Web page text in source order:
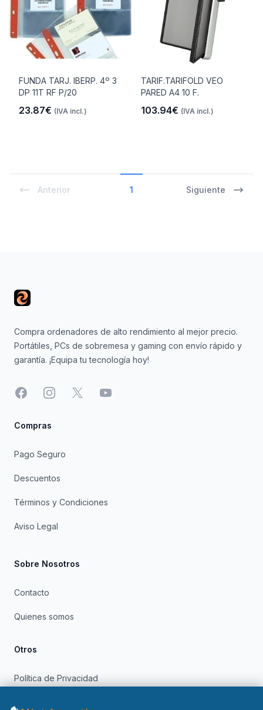
FUNDA TARJ. IBERP. 4º 3
DP 11T RF P/20
23.87€ (IVA incl.)
TARIF.TARIFOLD VEO
PARED A4 10 F.
103.94€ (IVA incl.)
Anterior 1 Siguiente
Compra ordenadores de alto rendimiento al mejor precio.
Portátiles, PCs de sobremesa y gaming con envío rápido y
garantía. ¡Equipa tu tecnología hoy!
FacebookInstagram
X YouTube
Compras
Pago Seguro
Descuentos
Términos y Condiciones
Aviso Legal
Sobre Nosotros
Contacto
Quienes somos
Otros
Política de Privacidad